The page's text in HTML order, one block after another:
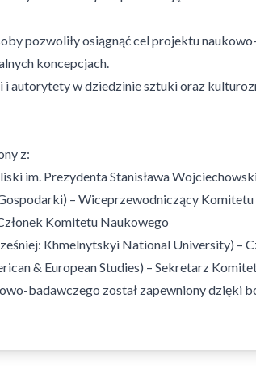
pozwoliły osiągnąć cel projektu
koncepcjach.
autorytety w dziedzinie sztuki oraz
z:
im. Prezydenta Stanisława
– Wiceprzewodniczący
Komitetu Naukowego
Khmelnytskyi National University) –
& European Studies) – Sekretarz
badawczego został zapewniony dzięki